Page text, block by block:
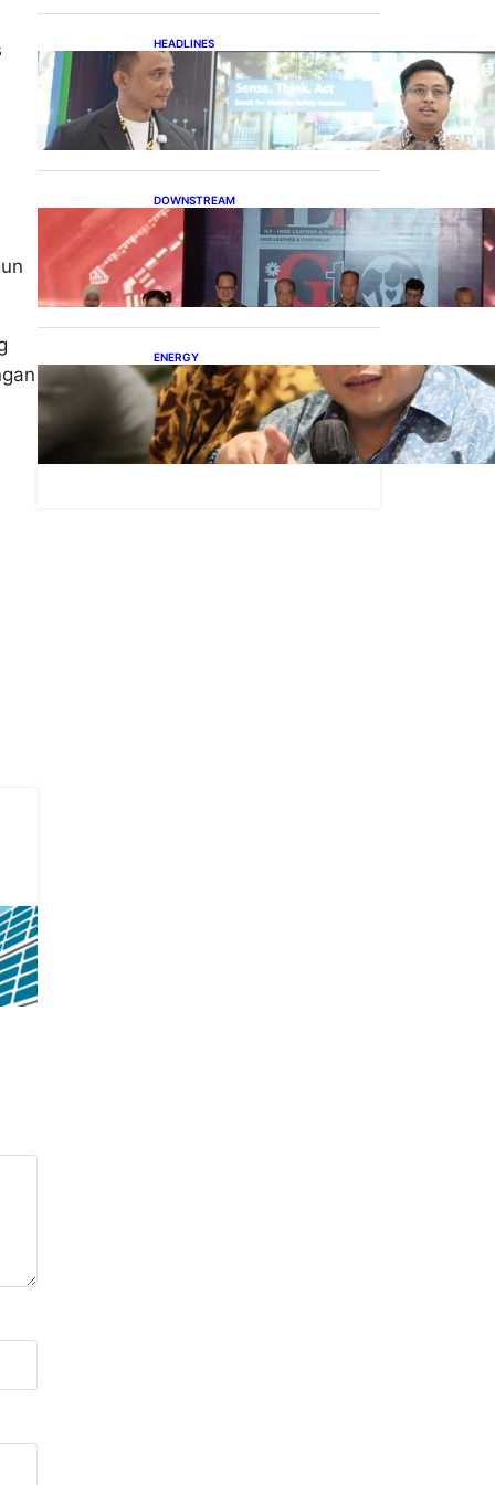
HEADLINES
Teknologi Keselamatan,
Penentu Baru Persaingan
Industri Otomotif
DOWNSTREAM
Terbuka, Peluang Usaha
bagi IKM Alas Kaki Lokal
ENERGY
IESR: Kepemimpinan
Terpadu jadi Kunci
Percepatan PLTS 100 GW